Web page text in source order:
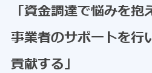
「資金調達で悩みを
事業者のサポートを行
貢献する」